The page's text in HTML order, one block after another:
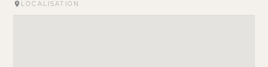
LOCALISATION